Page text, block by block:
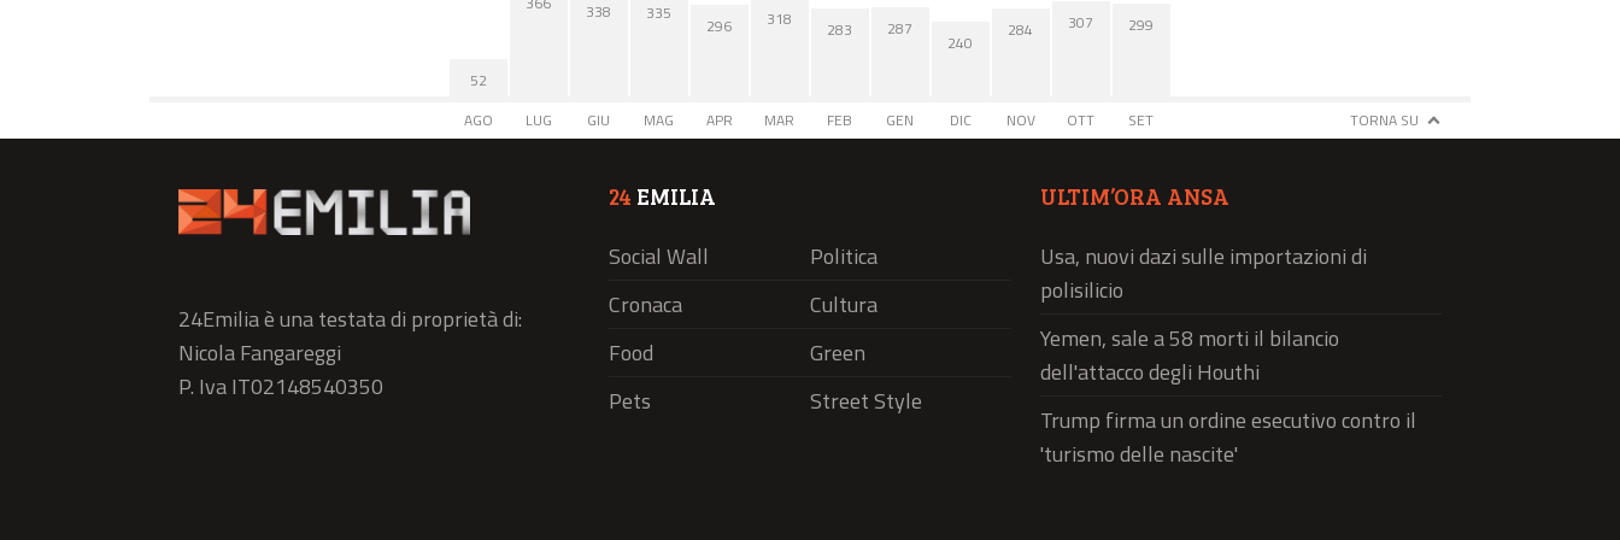
52
AGO
LUG
338
GIU
335
MAG
296
APR
318
MAR
283
FEB
287
GEN
240
DIC
284
NOV
307
OTT
299
SET TORNA SU
24Emilia è una testata di proprietà di:
Nicola Fangareggi
P. Iva IT02148540350
24 EMILIA
Social Wall
Politica
Cronaca
Cultura
Food
Green
Pets
Street Style
ULTIM’ORA ANSA
Usa, nuovi dazi sulle importazioni di
polisilicio
Yemen, sale a 58 morti il bilancio
dell'attacco degli Houthi
Trump firma un ordine esecutivo contro il
'turismo delle nascite'